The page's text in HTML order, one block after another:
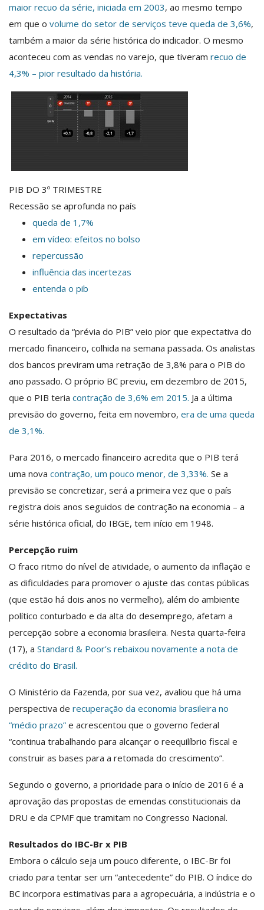
maior recuo da série, iniciada em 2003, ao mesmo tempo
em que o volume do setor de serviços teve queda de 3,6%,
também a maior da série histórica do indicador. O mesmo
aconteceu com as vendas no varejo, que tiveram recuo de
4,3% – pior resultado da história.
PIB DO 3º TRIMESTRE
Recessão se aprofunda no país
queda de 1,7%
em vídeo: efeitos no bolso
repercussão
influência das incertezas
entenda o pib
Expectativas
O resultado da “prévia do PIB” veio pior que expectativa do
mercado financeiro, colhida na semana passada. Os analistas
dos bancos previram uma retração de 3,8% para o PIB do
ano passado. O próprio BC previu, em dezembro de 2015,
que o PIB teria contração de 3,6% em 2015. Ja a última
previsão do governo, feita em novembro, era de uma queda
de 3,1%.
Para 2016, o mercado financeiro acredita que o PIB terá
uma nova contração, um pouco menor, de 3,33%. Se a
previsão se concretizar, será a primeira vez que o país
registra dois anos seguidos de contração na economia – a
série histórica oficial, do IBGE, tem início em 1948.
Percepção ruim
O fraco ritmo do nível de atividade, o aumento da inflação e
as dificuldades para promover o ajuste das contas públicas
(que estão há dois anos no vermelho), além do ambiente
político conturbado e da alta do desemprego, afetam a
percepção sobre a economia brasileira. Nesta quarta-feira
(17), a Standard & Poor’s rebaixou novamente a nota de
crédito do Brasil.
O Ministério da Fazenda, por sua vez, avaliou que há uma
perspectiva de recuperação da economia brasileira no
“médio prazo” e acrescentou que o governo federal
“continua trabalhando para alcançar o reequilíbrio fiscal e
construir as bases para a retomada do crescimento”.
Segundo o governo, a prioridade para o início de 2016 é a
aprovação das propostas de emendas constitucionais da
DRU e da CPMF que tramitam no Congresso Nacional.
Resultados do IBC-Br x PIB
Embora o cálculo seja um pouco diferente, o IBC-Br foi
criado para tentar ser um “antecedente” do PIB. O índice do
BC incorpora estimativas para a agropecuária, a indústria e o